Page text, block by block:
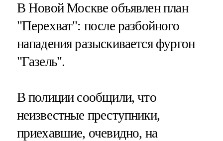
В Новой Москве объявлен план
"Перехват": после разбойного
нападения разыскивается фургон
"Газель".
В полиции сообщили, что
неизвестные преступники,
приехавшие, очевидно, на